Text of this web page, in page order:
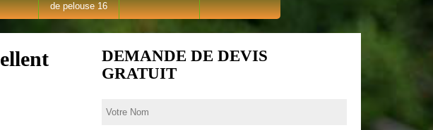
de pelouse 16
DEMANDE DE DEVIS
GRATUIT